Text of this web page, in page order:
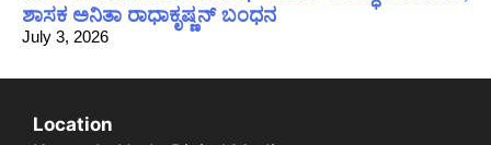
ಶಾಸಕ ಅನಿತಾ ರಾಧಾಕೃಷ್ಣನ್ ಬಂಧನ
July 3, 2026
Location